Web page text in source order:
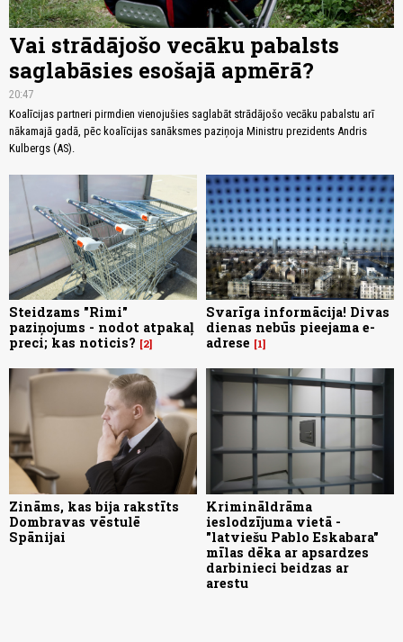
Vai strādājošo vecāku pabalsts
saglabāsies esošajā apmērā?
20:47
Koalīcijas partneri pirmdien vienojušies saglabāt strādājošo vecāku pabalstu arī
nākamajā gadā, pēc koalīcijas sanāksmes paziņoja Ministru prezidents Andris
Kulbergs (AS).
Steidzams "Rimi"
paziņojums - nodot atpakaļ
preci; kas noticis?
2
Svarīga informācija! Divas
dienas nebūs pieejama e-
adrese
1
Zināms, kas bija rakstīts
Dombravas vēstulē
Spānijai
Krimināldrāma
ieslodzījuma vietā -
"latviešu Pablo Eskabara"
mīlas dēka ar apsardzes
darbinieci beidzas ar
arestu